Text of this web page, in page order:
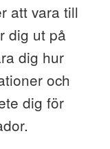
att vara till
dig ut på
dig hur
och
dig för